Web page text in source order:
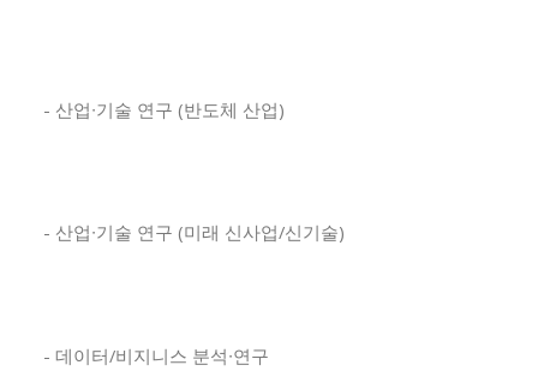
- 산업∙기술 연구 (반도체 산업)
- 산업∙기술 연구 (미래 신사업/신기술)
- 데이터/비지니스 분석∙연구